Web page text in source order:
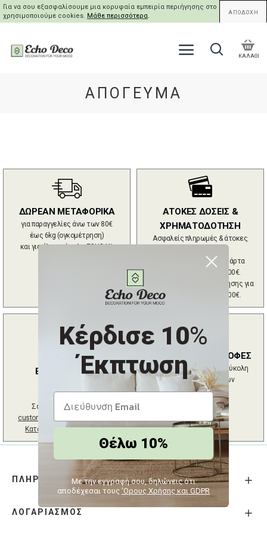
Για να σου εξασφαλίσουμε μια κορυφαία εμπειρία περιήγησης στο site μας,
χρησιμοποιούμε cookies. Μάθε περισσότερα. ΑΠΟΔΟΧΗ
ΚΑΛΑΘΙ
ΑΠΌΓΕΥΜΑ
ΔΩΡΕΑΝ ΜΕΤΑΦΟΡΙΚΑ
για παραγγελίες άνω των 80€
έως 6kg (ογκομέτρηση)
και για όλα τα έπιπλα ECHO XL
ΑΤΟΚΕΣ ΔΟΣΕΙΣ &
ΧΡΗΜΑΤΟΔΟΤΗΣΗ
Ασφαλείς πληρωμές & άτοκες
με ή χωρίς πιστωτική κάρτα
για παραγγελίες από 100€.
Δυνατότητα χρηματοδότησης για
παραγγελίες έως 10.000€.
ECHO DECO
ΕΞΥΠΗΡΕΤΗΣΗ
(09:00 - 17:30 /
Σάββατο 09:00 - 15:00)
customersupport@echodeco.gr
Κατάστημα :
216 809 00 39
ΑΛΛΑΓΕΣ - ΕΠΙΣΤΡΟΦΕΣ
Εγγυημένη γρήγορη και εύκολη
επιστροφή προϊόντων
ΠΛΗΡΟΦΟΡΙΕΣ
ΛΟΓΑΡΙΑΣΜΟΣ
Κέρδισε 10%
Έκπτωση
Θέλω 10%
Με την εγγραφή σου, δηλώνεις ότι
αποδέχεσαι τους ‘Ορους Χρήσης και GDPR